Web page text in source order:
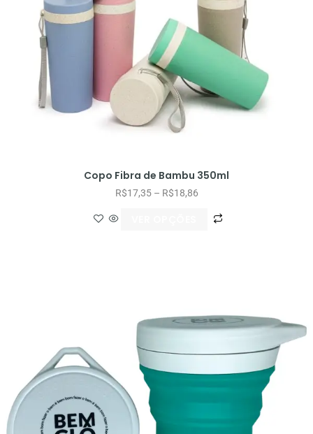
Copo Fibra de Bambu 350ml
R$17,35 – R$18,86